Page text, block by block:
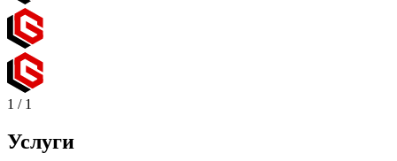
1 / 1
Услуги